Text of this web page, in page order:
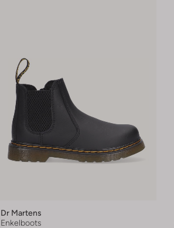
Dr Martens
Enkelboots